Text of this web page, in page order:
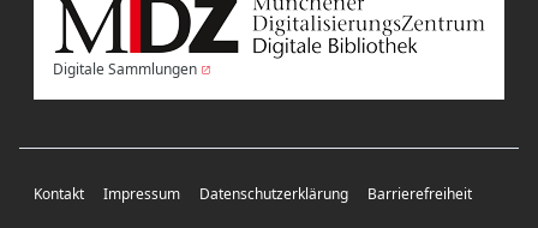
Digitale Sammlungen
Kontakt Impressum Datenschutzerklärung Barrierefreiheit